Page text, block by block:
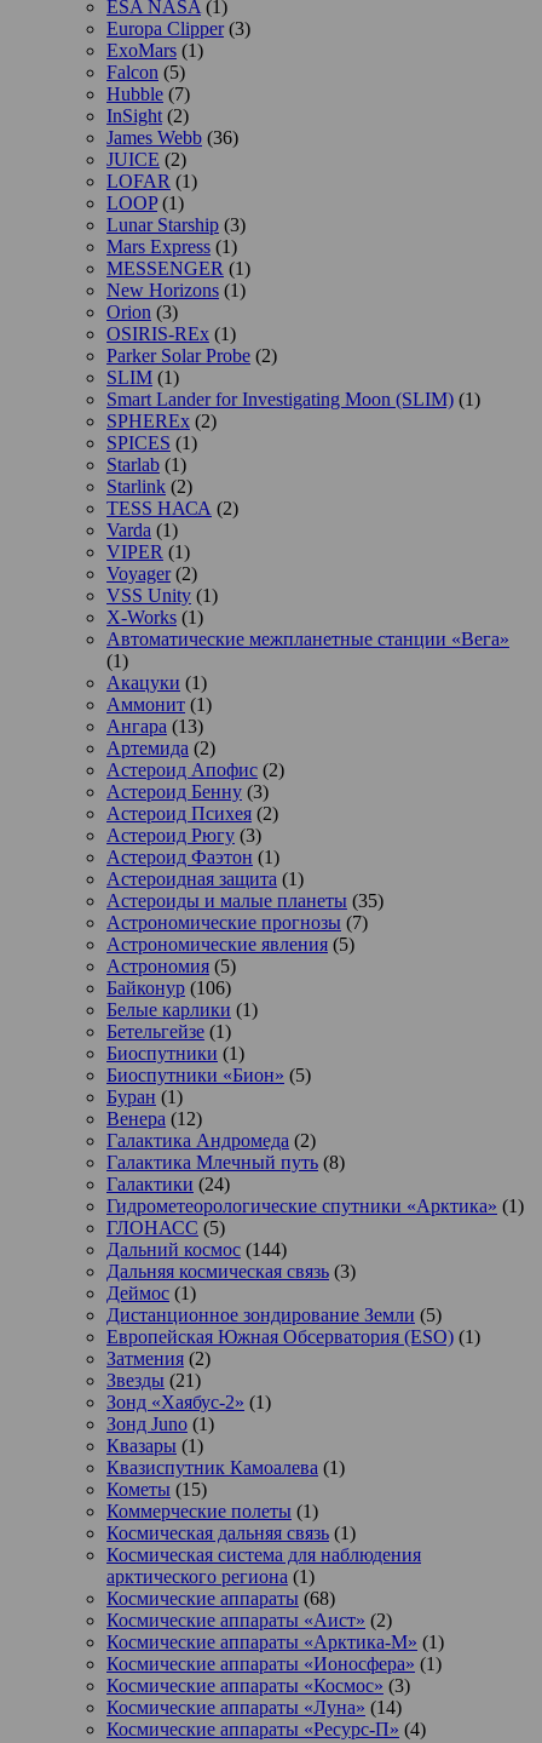
ESA NASA (1)
Europa Clipper(3)
ExoMars (1)
Falcon (5)
Hubble (7)
InSight (2)
James Webb (36)
JUICE (2)
LOFAR (1)
LOOP(1)
Lunar Starship (3)
Mars Express (1)
MESSENGER (1)
New Horizons (1)
Orion (3)
OSIRIS-REx (1)
Parker Solar Probe (2)
SLIM (1)
Smart Lander for Investigating Moon (SLIM) (1)
SPHEREx (2)
SPICES (1)
Starlab (1)
Starlink (2)
TESS НАСА (2)
Varda (1)
VIPER (1)
Voyager(2)
VSS Unity (1)
X-Works (1)
Автоматические межпланетные станции «Вега»
(1)
Акацуки (1)
Аммонит (1)
Ангара (13)
Артемида (2)
Астероид Апофис (2)
Астероид Бенну (3)
Астероид Психея (2)
Астероид Рюгу (3)
Астероид Фаэтон (1)
Астероидная защита (1)
Астероиды и малые планеты (35)
Астрономические прогнозы (7)
Астрономические явления (5)
Астрономия (5)
Байконур (106)
Белые карлики (1)
Бетельгейзе (1)
Биоспутники (1)
Биоспутники «Бион» (5)
Буран (1)
Венера (12)
Галактика Андромеда (2)
Галактика Млечный путь (8)
Галактики (24)
Гидрометеорологические спутники «Арктика» (1)
ГЛОНАСС (5)
Дальний космос (144)
Дальняя космическая связь (3)
Деймос (1)
Дистанционное зондирование Земли (5)
Европейская Южная Обсерватория (ESO) (1)
Затмения (2)
Звезды (21)
Зонд «Хаябус-2» (1)
Зонд Juno (1)
Квазары (1)
Квазиспутник Камоалева (1)
Кометы (15)
Коммерческие полеты (1)
Космическая дальняя связь (1)
Космическая система для наблюдения
арктического региона (1)
Космические аппараты (68)
Космические аппараты «Аист» (2)
Космические аппараты «Арктика-М» (1)
Космические аппараты «Ионосфера» (1)
Космические аппараты «Космос» (3)
Космические аппараты «Луна» (14)
Космические аппараты «Ресурс-П» (4)